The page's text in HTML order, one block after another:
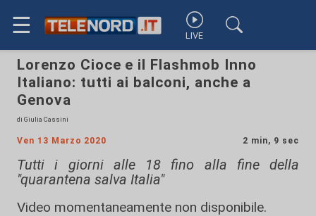
☰ LIVE
Lorenzo Cioce e il Flashmob Inno
Italiano: tutti ai balconi, anche a
Genova
di Giulia Cassini
Ven 13 Marzo 2020 2 min, 9 sec
Tutti i giorni alle 18 fino alla fine della
"quarantena salva Italia"
Video momentaneamente non disponibile.